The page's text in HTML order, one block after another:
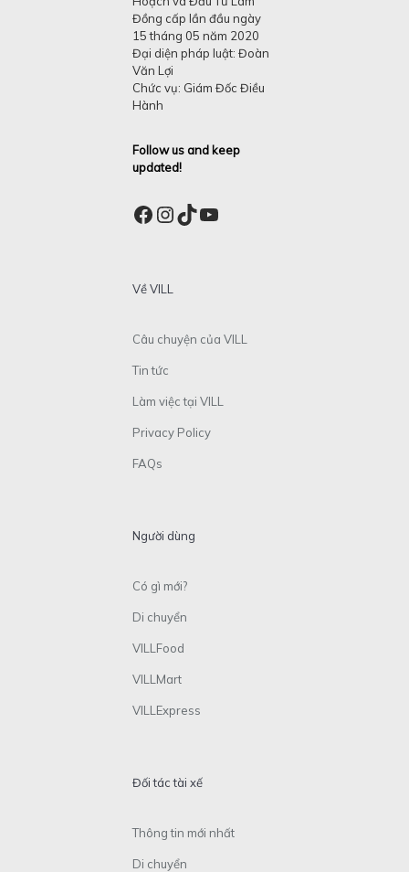
Đồng cấp lần đầu ngày
15 tháng 05 năm 2020
Đại diện pháp luật: Đoàn
Văn Lợi
Chức vụ: Giám Đốc Điều
Hành
Follow us and keep
updated!
Facebook
Instagram
TikTok
YouTube
Về VILL
Câu chuyện của VILL
Tin tức
Làm việc tại VILL
Privacy Policy
FAQs
Người dùng
Có gì mới?
Di chuyển
VILLFood
VILLMart
VILLExpress
Đối tác tài xế
Thông tin mới nhất
Di chuyển